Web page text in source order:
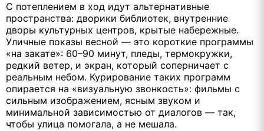
С потеплением в ход идут альтернативные
пространства: дворики библиотек, внутренние
дворы культурных центров, крытые набережные.
Уличные показы весной — это короткие программы
«на закате»: 60–90 минут, пледы, термокружки,
редкий ветер, и экран, который соперничает с
реальным небом. Курирование таких программ
опирается на «визуальную звонкость»: фильмы с
сильным изображением, ясным звуком и
минимальной зависимостью от диалогов — так,
чтобы улица помогала, а не мешала.